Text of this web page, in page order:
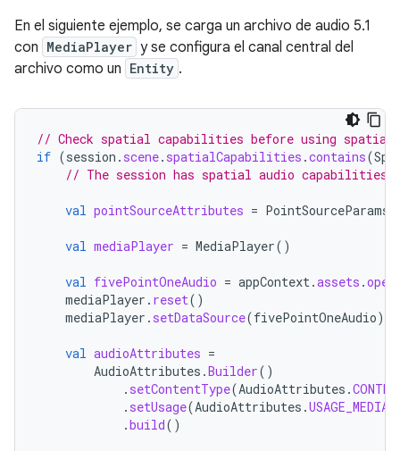
En el siguiente ejemplo, se carga un archivo de audio 5.1
con MediaPlayer y se configura el canal central del
archivo como un Entity .
// Check spatial capabilities before using spatial
if (session . scene. spatialCapabilities .contains(
// The session has spatial audio capabilities
val pointSourceAttributes = PointSourceParams
val mediaPlayer = MediaPlayer()
val fivePointOneAudio = appContext.assets .
mediaPlayer . reset()
mediaPlayer . setDataSource(fivePointOneAudio)
val audioAttributes =
AudioAttributes .Builder()
. setContentType(AudioAttributes .
. setUsage(AudioAttributes .USAGE_MEDIA
.build()